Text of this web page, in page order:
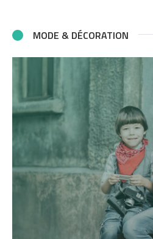
MODE & DÉCORATION